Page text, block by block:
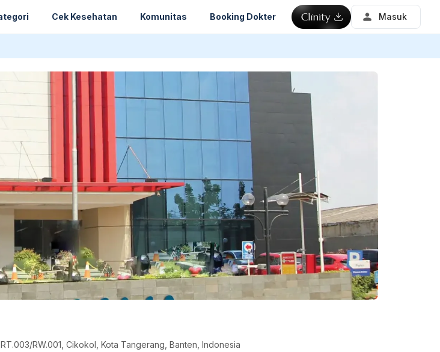
Cek Kesehatan Komunitas Booking Dokter Masuk
RT.003/RW.001, Cikokol, Kota Tangerang, Banten, Indonesia